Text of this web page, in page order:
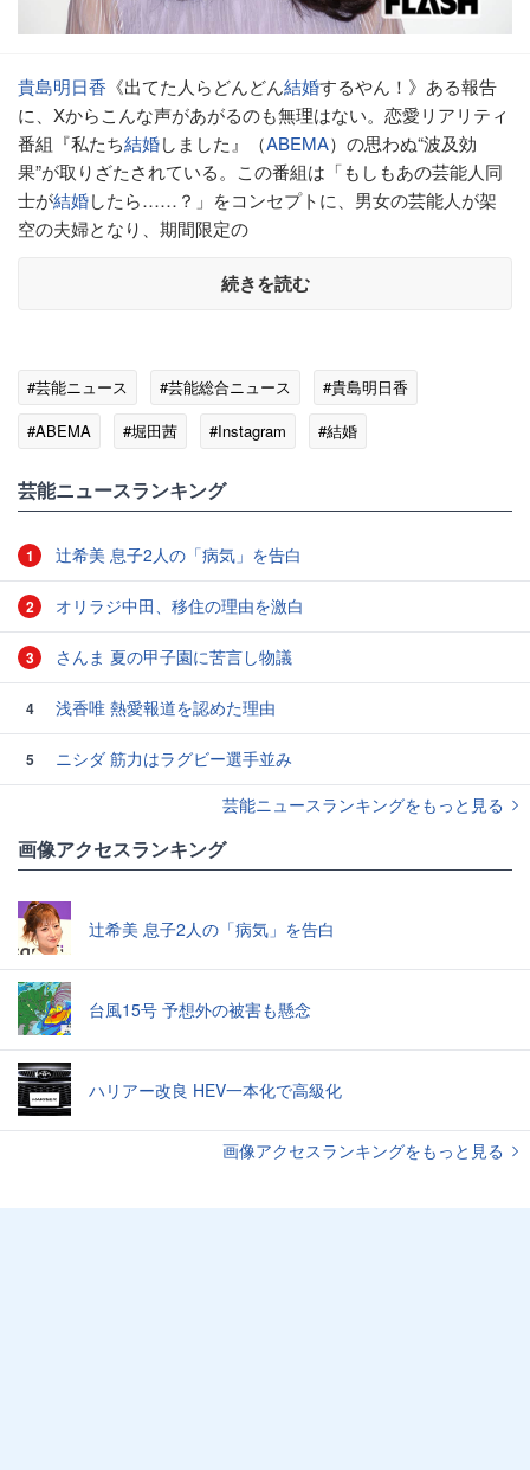
貴島明日香 《出てた人らどんどん結婚するやん！》ある報告
に、Xからこんな声があがるのも無理はない。恋愛リアリティ
番組『私たち結婚しました』（ABEMA）の思わぬ“波及効
果”が取りざたされている。この番組は「もしもあの芸能人同
士が結婚したら……？」をコンセプトに、男女の芸能人が架
空の夫婦となり、期間限定の
続きを読む
#芸能ニュース #芸能総合ニュース
#貴島明日香
#ABEMA
#堀田茜 #Instagram
#結婚
芸能ニュースランキング
1 辻希美 息子2人の「病気」を告白
2 オリラジ中田、移住の理由を激白
3 さんま 夏の甲子園に苦言し物議
4 浅香唯 熱愛報道を認めた理由
5
ニシダ 筋力はラグビー選手並み
芸能ニュースランキングをもっと見る
画像アクセスランキング
辻希美 息子2人の「病気」を告白
台風15号 予想外の被害も懸念
ハリアー改良 HEV一本化で高級化
画像アクセスランキングをもっと見る